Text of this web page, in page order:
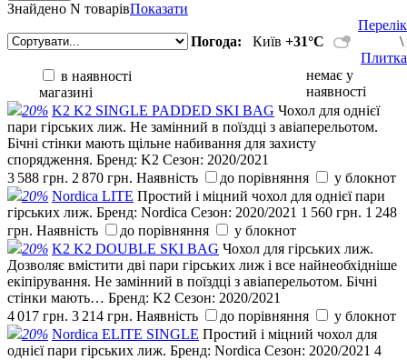
Знайдено N товарівПоказати
Погода: Київ +31°С
Перелік
\
Плитка
в наявності
магазині
немає у
наявності
20% K2 K2 SINGLE PADDED SKI BAG Чохол для однієї
пари гірських лиж. Не замінний в поїздці з авіаперельотом.
Бічні стінки мають щільне набивання для захисту
спорядження. Бренд: K2 Сезон: 2020/2021
3 588 грн. 2 870 грн. Наявність до порівняння
у блокнот
20% Nordica LITE Простий і міцний чохол для однієї пари
гірських лиж. Бренд: Nordica Сезон: 2020/2021 1 560 грн. 1 248
грн. Наявність до порівняння
у блокнот
20% K2 K2 DOUBLE SKI BAG Чохол для гірських лиж.
Дозволяє вмістити дві пари гірських лиж і все найнеобхідніше
екіпірування. Не замінний в поїздці з авіаперельотом. Бічні
стінки мають… Бренд: K2 Сезон: 2020/2021
4 017 грн. 3 214 грн. Наявність до порівняння
у блокнот
20% Nordica ELITE SINGLE Простий і міцний чохол для
однієї пари гірських лиж. Бренд: Nordica Сезон: 2020/2021 4